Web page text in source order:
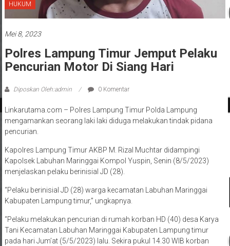
HUKUM
Mei 8, 2023
Polres Lampung Timur Jemput Pelaku
Pencurian Motor Di Siang Hari
Diposkan Oleh:admin 0 Komentar
Linkarutama.com – Polres Lampung Timur Polda Lampung
mengamankan seorang laki laki diduga melakukan tindak pidana
pencurian.
Kapolres Lampung Timur AKBP M. Rizal Muchtar didampingi
Kapolsek Labuhan Maringgai Kompol Yuspin, Senin (8/5/2023)
menjelaskan pelaku berinisial JD (28).
“Pelaku berinisial JD (28) warga kecamatan Labuhan Maringgai
Kabupaten Lampung timur,” ungkapnya.
“Pelaku melakukan pencurian di rumah korban HD (40) desa Karya
Tani Kecamatan Labuhan Maringgai Kabupaten Lampung timur
pada hari Jum’at (5/5/2023) lalu. Sekira pukul 14.30 WIB korban